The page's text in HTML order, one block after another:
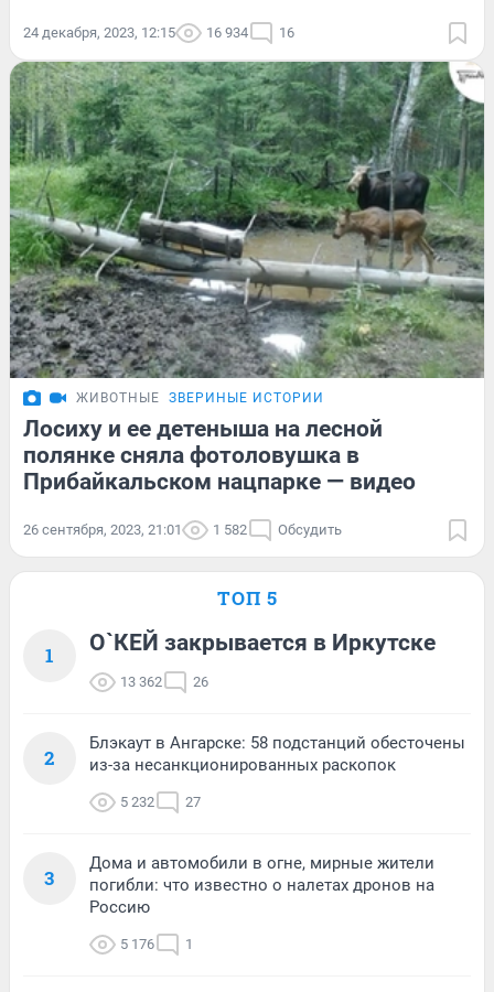
24 декабря, 2023, 12:15 16 934 16
ЖИВОТНЫЕ ЗВЕРИНЫЕ ИСТОРИИ
Лосиху и ее детеныша на лесной
полянке сняла фотоловушка в
Прибайкальском нацпарке — видео
26 сентября, 2023, 21:01 1 582 Обсудить
ТОП 5
1 О`КЕЙ закрывается в Иркутске
13 362 26
2
Блэкаут в Ангарске: 58 подстанций обесточены
из-за несанкционированных раскопок
5 232 27
3
Дома и автомобили в огне, мирные жители
погибли: что известно о налетах дронов на
Россию
5 176 1